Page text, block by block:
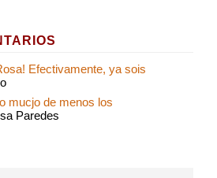
Efectivamente, ya sois
mucjo de menos los
Paredes